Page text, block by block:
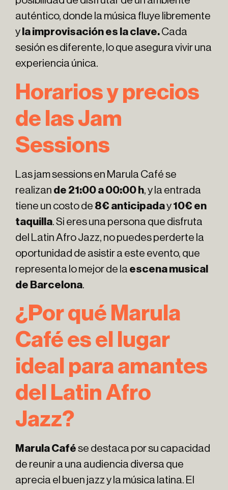
auténtico, donde la música fluye libremente
y la improvisación es la clave.Cada
sesión es diferente, lo que asegura vivir una
experiencia única.
Horarios y precios
de las Jam
Sessions
Las jam sessions en Marula Café se
realizan de 21:00 a 00:00 h, y la entrada
tiene un costo de 8€ anticipaday10€ en
taquilla. Si eres una persona que disfruta
del Latin Afro Jazz, no puedes perderte la
oportunidad de asistir a este evento, que
representa lo mejor de la escena musical
de Barcelona.
¿Por qué Marula
Café es el lugar
ideal para amantes
del Latin Afro
Jazz?
Marula Cafése destaca por su capacidad
de reunir a una audiencia diversa que
aprecia el buen jazz y la música latina. El